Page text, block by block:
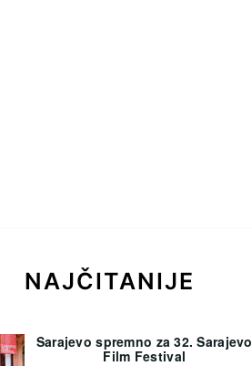
NAJČITANIJE
Sarajevo spremno za 32. Sarajevo
Film Festival